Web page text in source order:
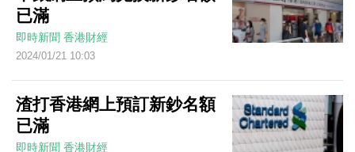
已滿
即時新聞 香港財經
2024/01/21 10:03
渣打香港網上預訂新鈔名額
已滿
即時新聞 香港財經